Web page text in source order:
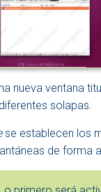
nueva ventana
solapas.
se establecen los
de forma